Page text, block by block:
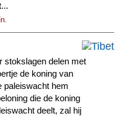
stokslagen delen met
de koning van
paleiswacht hem
die de koning
deelt, zal hij